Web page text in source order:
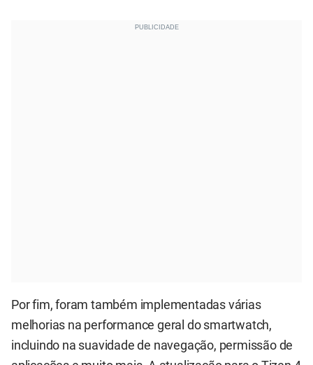
Por fim, foram também implementadas várias
melhorias na performance geral do smartwatch,
incluindo na suavidade de navegação, permissão de